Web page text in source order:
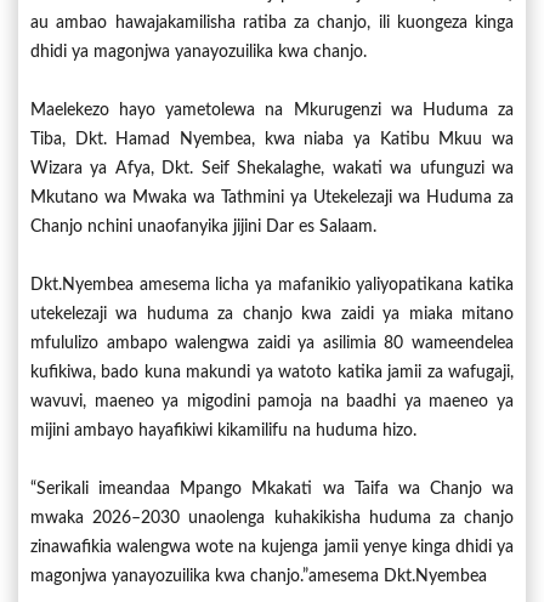
au ambao hawajakamilisha ratiba za chanjo, ili kuongeza kinga
dhidi ya magonjwa yanayozuilika kwa chanjo.
Maelekezo hayo yametolewa na Mkurugenzi wa Huduma za
Tiba, Dkt. Hamad Nyembea, kwa niaba ya Katibu Mkuu wa
Wizara ya Afya, Dkt. Seif Shekalaghe, wakati wa ufunguzi wa
Mkutano wa Mwaka wa Tathmini ya Utekelezaji wa Huduma za
Chanjo nchini unaofanyika jijini Dar es Salaam.
Dkt.Nyembea amesema licha ya mafanikio yaliyopatikana katika
utekelezaji wa huduma za chanjo kwa zaidi ya miaka mitano
mfululizo ambapo walengwa zaidi ya asilimia 80 wameendelea
kufikiwa, bado kuna makundi ya watoto katika jamii za wafugaji,
wavuvi, maeneo ya migodini pamoja na baadhi ya maeneo ya
mijini ambayo hayafikiwi kikamilifu na huduma hizo.
“Serikali imeandaa Mpango Mkakati wa Taifa wa Chanjo wa
mwaka 2026–2030 unaolenga kuhakikisha huduma za chanjo
zinawafikia walengwa wote na kujenga jamii yenye kinga dhidi ya
magonjwa yanayozuilika kwa chanjo.”amesema Dkt.Nyembea